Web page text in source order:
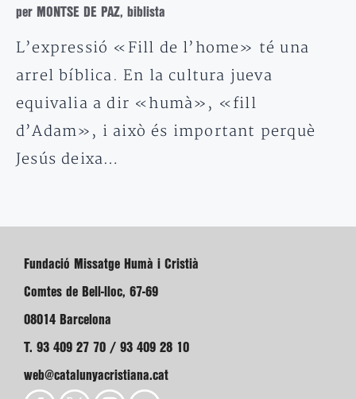
per MONTSE DE PAZ, biblista
L’expressió «Fill de l’home» té una
arrel bíblica. En la cultura jueva
equivalia a dir «humà», «fill
d’Adam», i això és important perquè
Jesús deixa…
Fundació Missatge Humà i Cristià
Comtes de Bell-lloc, 67-69
08014 Barcelona
T. 93 409 27 70 / 93 409 28 10
web@catalunyacristiana.cat